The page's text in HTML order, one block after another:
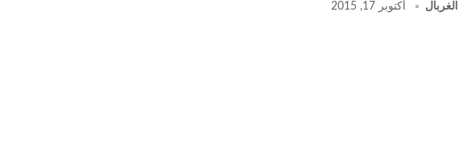
الغربال أكتوبر 17, 2015